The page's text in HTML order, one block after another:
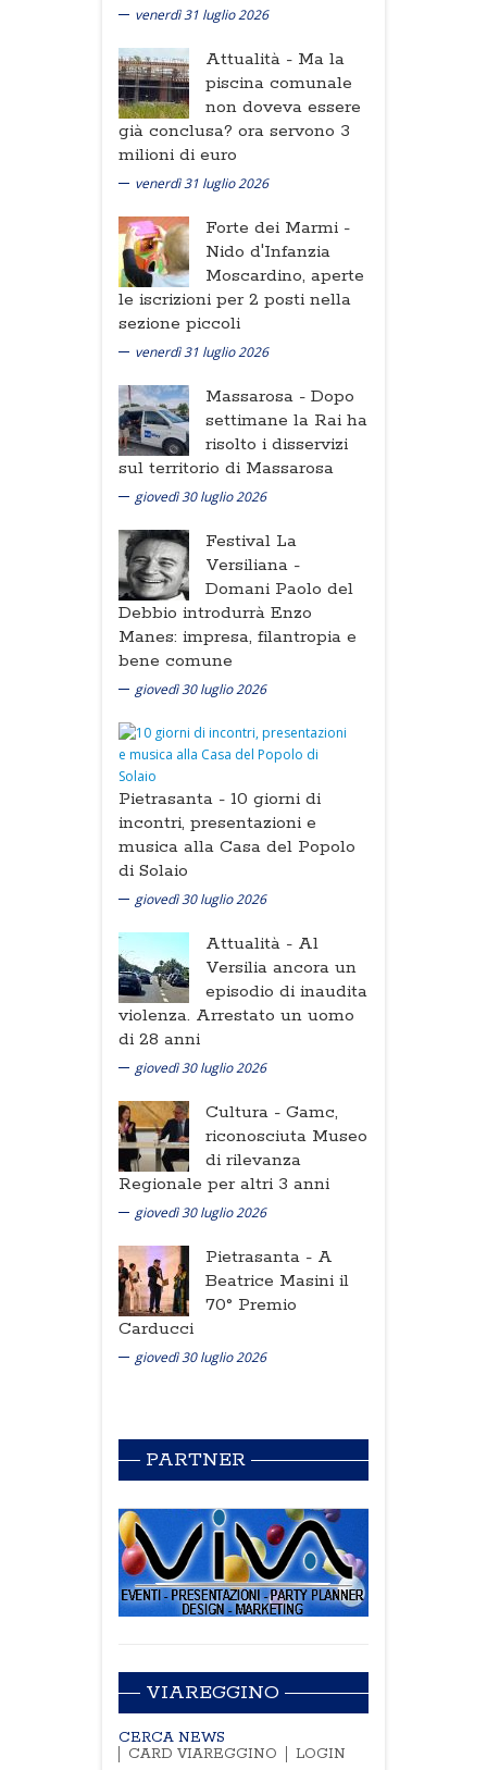
venerdì 31 luglio 2026
Attualità - Ma la
piscina comunale
non doveva essere
già conclusa? ora servono 3
milioni di euro
venerdì 31 luglio 2026
Forte dei Marmi -
Nido d'Infanzia
Moscardino, aperte
le iscrizioni per 2 posti nella
sezione piccoli
venerdì 31 luglio 2026
Massarosa - Dopo
settimane la Rai ha
risolto i disservizi
sul territorio di Massarosa
giovedì 30 luglio 2026
Festival La
Versiliana -
Domani Paolo del
Debbio introdurrà Enzo
Manes: impresa, filantropia e
bene comune
giovedì 30 luglio 2026
Pietrasanta - 10 giorni di
incontri, presentazioni e
musica alla Casa del Popolo
di Solaio
giovedì 30 luglio 2026
Attualità - Al
Versilia ancora un
episodio di inaudita
violenza. Arrestato un uomo
di 28 anni
giovedì 30 luglio 2026
Cultura - Gamc,
riconosciuta Museo
di rilevanza
Regionale per altri 3 anni
giovedì 30 luglio 2026
Pietrasanta - A
Beatrice Masini il
70° Premio
Carducci
giovedì 30 luglio 2026
PARTNER
VIAREGGINO
CERCA NEWS
CARD VIAREGGINO
LOGIN